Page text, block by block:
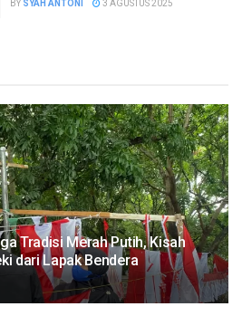
BY SYAH ANTONI 3 AGUSTUS 2025
Tradisi Merah Putih, Kisah
dari Lapak Bendera